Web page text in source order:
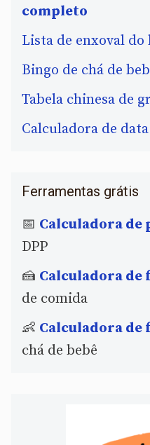
completo
Lista de enxoval do
Bingo de chá de
Tabela chinesa de
Calculadora de
Ferramentas grátis
📅 Calculadora de
DPP
🍰 Calculadora de
de comida
👶 Calculadora de
chá de bebê